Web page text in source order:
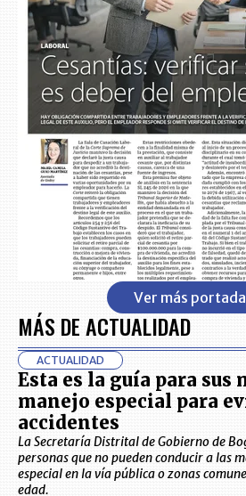
Ver más
MÁS DE ACTUALIDAD
ACTUALIDAD
Esta es la guía para sus
manejo especial para
accidentes
La Secretaría Distrital de Gobierno de
personas que no pueden conducir a las
especial en la vía pública o zonas
edad.